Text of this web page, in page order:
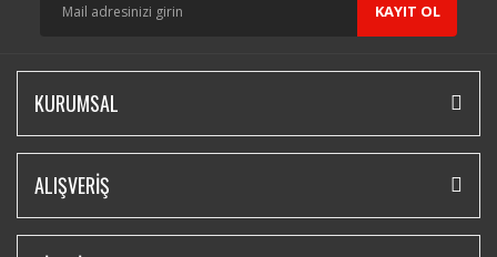
KAYIT OL
KURUMSAL
ALIŞVERİŞ